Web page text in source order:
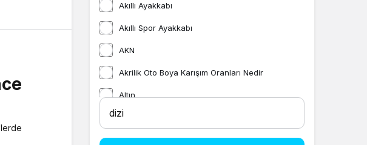
Akıllı Ayakkabı
Akıllı Spor Ayakkabı
AKN
Akrilik Oto Boya Karışım Oranları Nedir
Altın
ambalajlama
Amerika da görmeniz gereken yerler